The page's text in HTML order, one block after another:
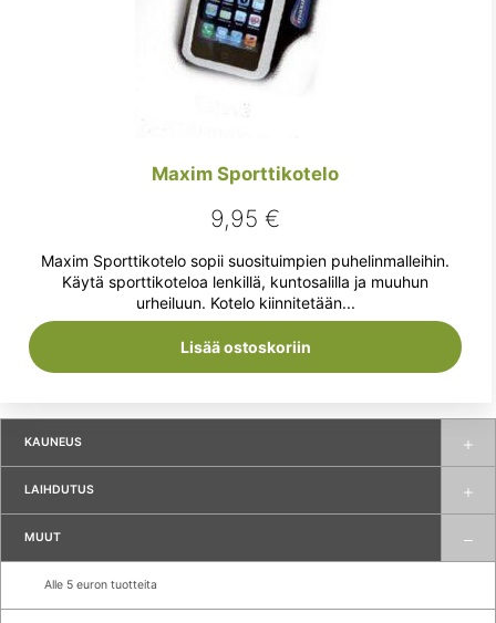
KAUNEUS
LAIHDUTUS
MUUT
Alle 5 euron tuotteita
Maxim Sporttikotelo
9,95€
Maxim Sporttikotelo sopii suosituimpien puhelinmalleihin.
Käytä sporttikoteloa lenkillä, kuntosalilla ja muuhun
urheiluun. Kotelo kiinnitetään...
Lisää ostoskoriin